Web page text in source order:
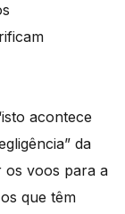
acontece
da
voos para a
que têm